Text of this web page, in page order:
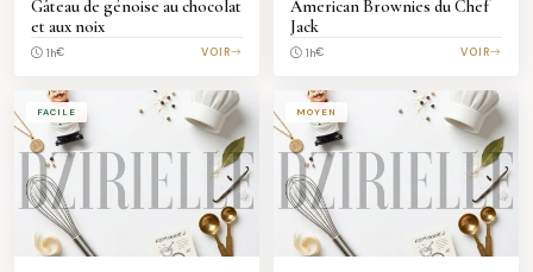
Gâteau de génoise au chocolat
et aux noix
1h€ VOIR
American Brownies du Chef
Jack
1h€ VOIR
FACILE MOYEN